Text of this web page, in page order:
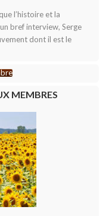
l’histoire et la
bref interview, Serge
dont il est le
MEMBRES